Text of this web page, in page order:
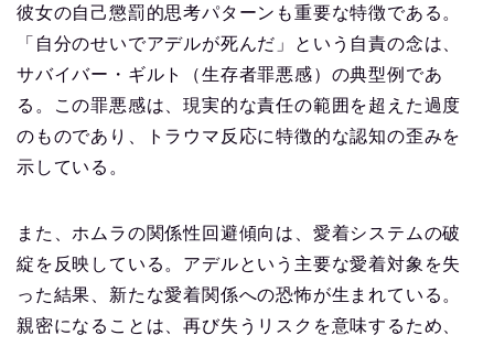
彼女の自己懲罰的思考パターンも重要な特徴である。
「自分のせいでアデルが死んだ」という自責の念は、
サバイバー・ギルト（生存者罪悪感）の典型例であ
る。この罪悪感は、現実的な責任の範囲を超えた過度
のものであり、トラウマ反応に特徴的な認知の歪みを
示している。
また、ホムラの関係性回避傾向は、愛着システムの破
綻を反映している。アデルという主要な愛着対象を失
った結果、新たな愛着関係への恐怖が生まれている。
親密になることは、再び失うリスクを意味するため、